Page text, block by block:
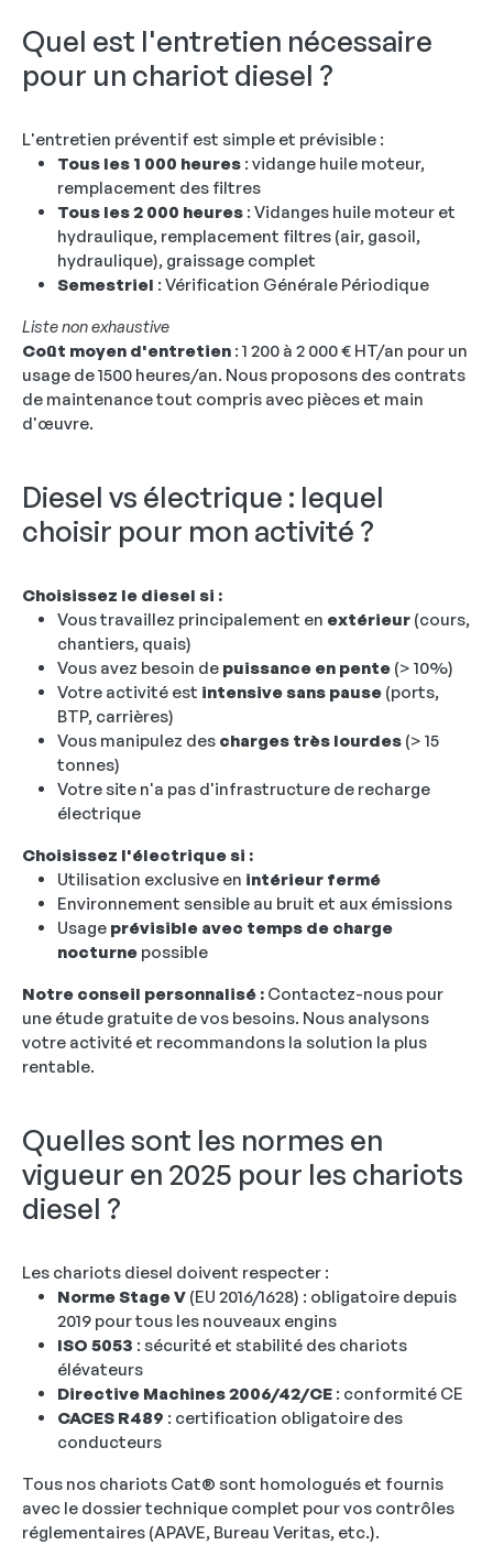
Quel est l'entretien nécessaire
pour un chariot diesel ?
L'entretien préventif est simple et prévisible :
Tous les 1 000 heures : vidange huile moteur,
remplacement des filtres
Tous les 2 000 heures : Vidanges huile moteur et
hydraulique, remplacement filtres (air, gasoil,
hydraulique), graissage complet
Semestriel : Vérification Générale Périodique
Liste non exhaustive
Coût moyen d'entretien : 1 200 à 2 000 € HT/an pour un
usage de 1500 heures/an. Nous proposons des contrats
de maintenance tout compris avec pièces et main
d'œuvre.
Diesel vs électrique : lequel
choisir pour mon activité ?
Choisissez le diesel si :
Vous travaillez principalement en extérieur (cours,
chantiers, quais)
Vous avez besoin de puissance en pente (> 10%)
Votre activité est intensive sans pause (ports,
BTP, carrières)
Vous manipulez des charges très lourdes (> 15
tonnes)
Votre site n'a pas d'infrastructure de recharge
électrique
Choisissez l'électrique si :
Utilisation exclusive en intérieur fermé
Environnement sensible au bruit et aux émissions
Usage prévisible avec temps de charge
nocturne possible
Notre conseil personnalisé : Contactez-nous pour
une étude gratuite de vos besoins. Nous analysons
votre activité et recommandons la solution la plus
rentable.
Quelles sont les normes en
vigueur en 2025 pour les chariots
diesel ?
Les chariots diesel doivent respecter :
Norme Stage V (EU 2016/1628) : obligatoire depuis
2019 pour tous les nouveaux engins
ISO 5053 : sécurité et stabilité des chariots
élévateurs
Directive Machines 2006/42/CE : conformité CE
CACES R489 : certification obligatoire des
conducteurs
Tous nos chariots Cat® sont homologués et fournis
avec le dossier technique complet pour vos contrôles
réglementaires (APAVE, Bureau Veritas, etc.).